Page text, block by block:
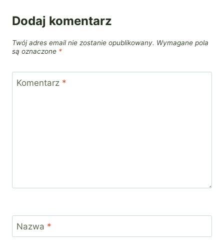
Dodaj komentarz
Twój adres email nie zostanie opublikowany. Wymagane pola
są oznaczone *
Komentarz *
Nazwa *